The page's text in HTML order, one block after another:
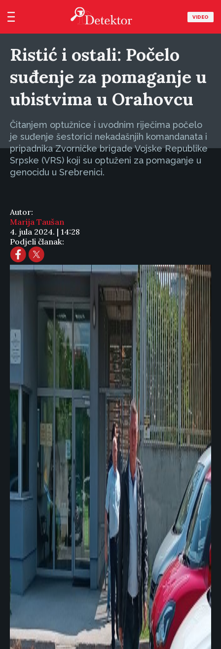
VIDEO
Ristić i ostali: Počelo
suđenje za pomaganje u
ubistvima u Orahovcu
Čitanjem optužnice i uvodnim riječima počelo
je suđenje šestorici nekadašnjih komandanata i
pripadnika Zvorničke brigade Vojske Republike
Srpske (VRS) koji su optuženi za pomaganje u
genocidu u Srebrenici.
Autor:
Marija Taušan
4. jula 2024. | 14:28
Podjeli članak: